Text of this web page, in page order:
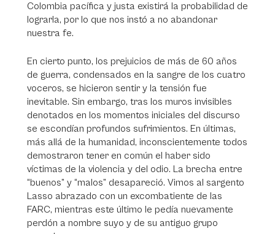
Colombia pacífica y justa existirá la probabilidad de
lograrla, por lo que nos instó a no abandonar
nuestra fe.
En cierto punto, los prejuicios de más de 60 años
de guerra, condensados en la sangre de los cuatro
voceros, se hicieron sentir y la tensión fue
inevitable. Sin embargo, tras los muros invisibles
denotados en los momentos iniciales del discurso
se escondían profundos sufrimientos. En últimas,
más allá de la humanidad, inconscientemente todos
demostraron tener en común el haber sido
víctimas de la violencia y del odio. La brecha entre
“buenos” y “malos” desapareció. Vimos al sargento
Lasso abrazado con un excombatiente de las
FARC, mientras este último le pedía nuevamente
perdón a nombre suyo y de su antiguo grupo